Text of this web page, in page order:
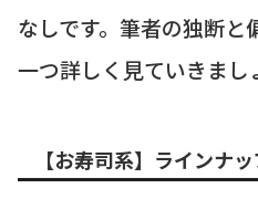
なしです。筆者の独断と
一つ詳しく見ていきまし
【お寿司系】ラインナ